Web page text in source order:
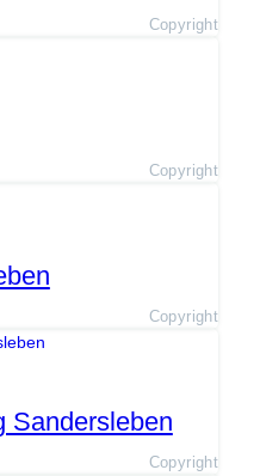
Copyright
Copyright
Copyright
Sandersleben
Copyright